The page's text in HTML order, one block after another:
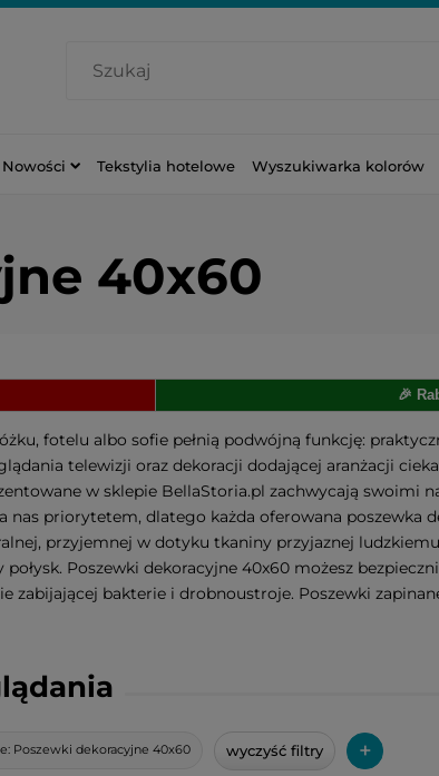
Nowości Tekstylia hotelowe Wyszukiwarka kolorów
40x60
🎉
Poszewki dekoracyjne 40x60 wyczyść filtry +
fotelu albo sofie pełnią podwójną funkcję:
telewizji oraz dekoracji dodającej aranżacji
w sklepie BellaStoria.pl zachwycają
nas priorytetem, dlatego każda oferowana poszewka
przyjemnej w dotyku tkaniny przyjaznej
Poszewki dekoracyjne 40x60 możesz
zabijającej bakterie i drobnoustroje. Poszewki